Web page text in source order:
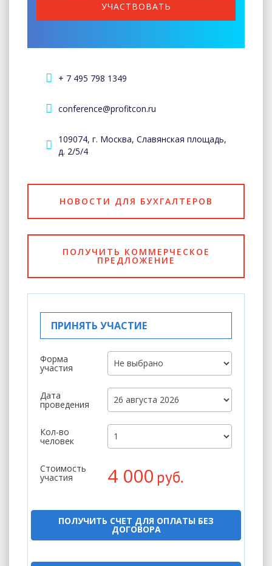
УЧАСТВОВАТЬ
+ 7 495 798 1349
conference@profitcon.ru
109074, г. Москва, Славянская площадь,
д. 2/5/4
НОВОСТИ ДЛЯ БУХГАЛТЕРОВ
ПОЛУЧИТЬ КОММЕРЧЕСКОЕ
ПРЕДЛОЖЕНИЕ
ПРИНЯТЬ УЧАСТИЕ
Форма
участия
Дата
проведения
Кол-во
человек
Стоимость
участия 4 000 руб.
ПОЛУЧИТЬ СЧЕТ ДЛЯ ОПЛАТЫ БЕЗ
ДОГОВОРА